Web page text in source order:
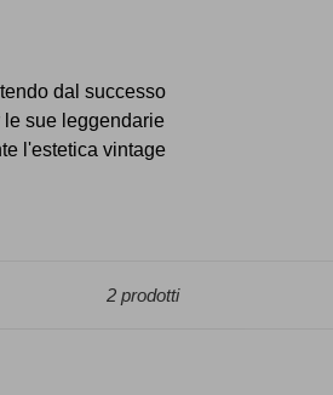
dal successo
le sue leggendarie
l'estetica vintage
2 prodotti